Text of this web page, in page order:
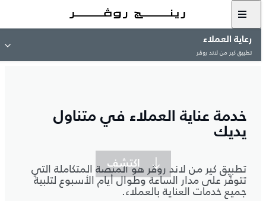
رعاية العملاء
تطبيق كير من لاند روڤر
اكتشف
خدمة عناية العملاء في متناول
يديك
تطبيق كير من لاند روڤر هو المنصة المتكاملة التي
تتوفّر على مدار الساعة وطوال أيام الأسبوع لتلبية
جميع خدمات العناية بالعملاء.